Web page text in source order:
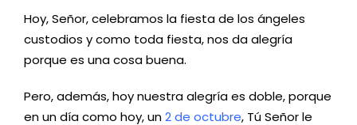
Hoy, Señor, celebramos la fiesta de los ángeles
custodios y como toda fiesta, nos da alegría
porque es una cosa buena.
Pero, además, hoy nuestra alegría es doble, porque
en un día como hoy, un2 de octubre, Tú Señor le